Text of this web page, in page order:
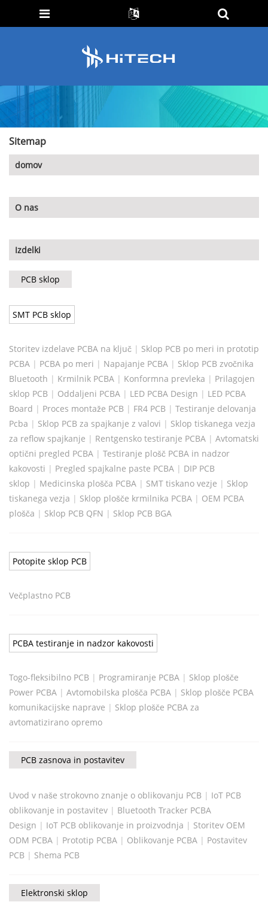
Sitemap
domov
O nas
Izdelki
PCB sklop
SMT PCB sklop
Storitev izdelave PCBA na ključ | Sklop PCB po meri in prototip
PCBA | PCBA po meri | Napajanje PCBA | Sklop PCB zvočnika
Bluetooth | Krmilnik PCBA | Konformna prevleka | Prilagojen
sklop PCB | Oddaljeni PCBA | LED PCBA Design | LED PCBA
Board | Proces montaže PCB | FR4 PCB | Testiranje delovanja
Pcba | Sklop PCB za spajkanje z valovi | Sklop tiskanega vezja
za reflow spajkanje | Rentgensko testiranje PCBA | Avtomatski
optični pregled PCBA | Testiranje plošč PCBA in nadzor
kakovosti | Pregled spajkalne paste PCBA | DIP PCB
sklop | Medicinska plošča PCBA | SMT tiskano vezje | Sklop
tiskanega vezja | Sklop plošče krmilnika PCBA | OEM PCBA
plošča | Sklop PCB QFN | Sklop PCB BGA
Potopite sklop PCB
Večplastno PCB
PCBA testiranje in nadzor kakovosti
Togo-fleksibilno PCB | Programiranje PCBA | Sklop plošče
Power PCBA | Avtomobilska plošča PCBA | Sklop plošče PCBA
komunikacijske naprave | Sklop plošče PCBA za
avtomatizirano opremo
PCB zasnova in postavitev
Uvod v naše strokovno znanje o oblikovanju PCB | IoT PCB
oblikovanje in postavitev | Bluetooth Tracker PCBA
Design | IoT PCB oblikovanje in proizvodnja | Storitev OEM
ODM PCBA | Prototip PCBA | Oblikovanje PCBA | Postavitev
PCB | Shema PCB
Elektronski sklop